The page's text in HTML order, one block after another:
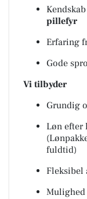
pillefyr
Erfaring
Gode
Vi tilbyder
Grundig
Løn efter
fuldtid)
Fleksibel